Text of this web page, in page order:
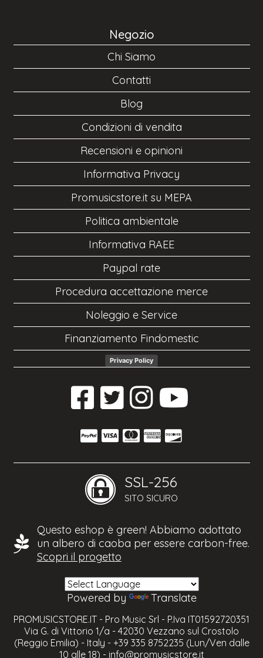
Negozio
Chi Siamo
Contatti
Blog
Condizioni di vendita
Recensioni e opinioni
Informativa Privacy
Promusicstore.it su MEPA
Politica ambientale
Informativa RAEE
Paypal rate
Procedura accettazione merce
Noleggio e Service
Finanziamento Findomestic
Privacy Policy
SSL-256
SITO SICURO
Questo eshop è green! Abbiamo adottato
un albero di caoba per essere carbon-free.
Scopri il progetto
Powered by Translate
PROMUSICSTORE.IT - Pro Music Srl - P.Iva IT01592720351
Via G. di Vittorio 1/a - 42030 Vezzano sul Crostolo
(Reggio Emilia) - Italy - +39 335 8752235 (Lun/Ven dalle
10 alle 18) - info@promusicstore.it